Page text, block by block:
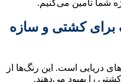
شما تأمین می‌کنیم.
برای کشتی و سازه
دریایی است. این رنگ‌ها از
را بهبود می‌دهند.